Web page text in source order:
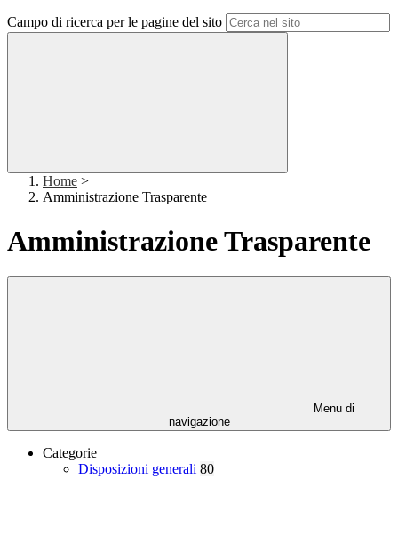
Campo di ricerca per le pagine del sito
Home >
Amministrazione Trasparente
Amministrazione Trasparente
Menu di
navigazione
Categorie
Disposizioni generali 80